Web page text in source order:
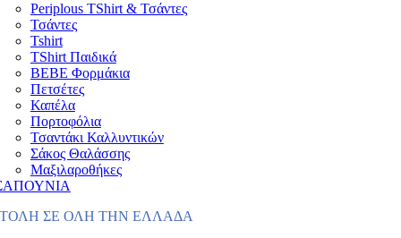
Periplous TShirt & Τσάντες
Τσάντες
Tshirt
TShirt Παιδικά
ΒΕΒΕ Φορμάκια
Πετσέτες
Καπέλα
Πορτοφόλια
Τσαντάκι Καλλυντικών
Σάκος Θαλάσσης
Μαξιλαροθήκες
ΣΕ ΟΛΗ ΤΗΝ ΕΛΛΑΔΑ